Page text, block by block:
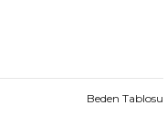
Beden Tablosu